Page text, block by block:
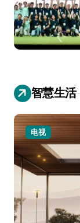
智慧生活
电视